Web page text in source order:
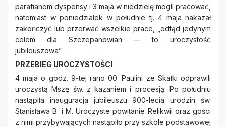
parafianom dyspensy i 3 maja w niedzielę mogli pracować,
natomiast w poniedziałek w południe tj. 4 maja nakazał
zakończyć lub przerwać wszelkie prace, „odtąd jedynym
celem dla Szczepanowian — to uroczystość
jubileuszowa”.
PRZEBIEG UROCZYSTOŚCI
4 maja o godz. 9-tej rano 00. Paulini ze Skałki odprawili
uroczystą Mszę św. z kazaniem i procesją. Po południu
nastąpiła inauguracja jubileuszu 900-lecia urodzin św.
Stanisława B. i M. Uroczyste powitanie Relikwii oraz gości
z nimi przybywających nastąpiło przy szkole podstawowej